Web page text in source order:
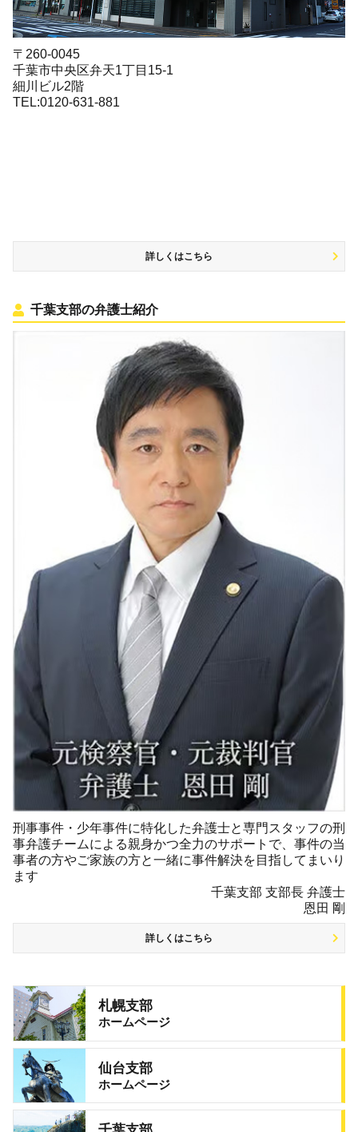
〒260-0045
千葉市中央区弁天1丁目15-1
細川ビル2階
TEL:0120-631-881
詳しくはこちら
千葉支部の弁護士紹介
刑事事件・少年事件に特化した弁護士と専門スタッフの刑
事弁護チームによる親身かつ全力のサポートで、事件の当
事者の方やご家族の方と一緒に事件解決を目指してまいり
ます
千葉支部 支部長 弁護士
恩田 剛
詳しくはこちら
札幌支部
ホームページ
仙台支部
ホームページ